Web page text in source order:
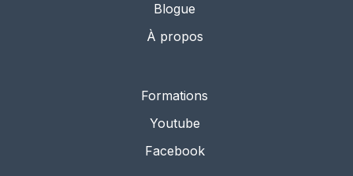
Blogue
À propos
Formations
Youtube
Facebook